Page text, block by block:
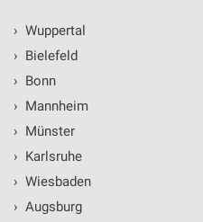
› Wuppertal
› Bielefeld
› Bonn
› Mannheim
› Münster
› Karlsruhe
› Wiesbaden
› Augsburg